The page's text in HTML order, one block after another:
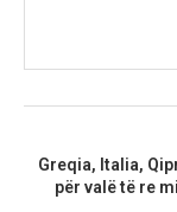
Greqia, Italia,
për valë të re